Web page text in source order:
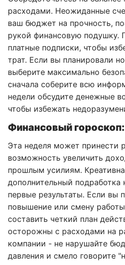
расходами. Неожиданные
ваш бюджет на прочность,
рукой финансовую подушку.
платные подписки, чтобы
трат. Если вы планировали
выберите максимально
сначала соберите всю
недели обсудите денежные
чтобы избежать
Финансовый
Эта неделя может принести
возможность увеличить
прошлым усилиям.
дополнительный подработка
первые результаты. Если вы
повышение или смену
составить четкий план
осторожны с расходами на
компании - не нарушайте
давления и смело говорите